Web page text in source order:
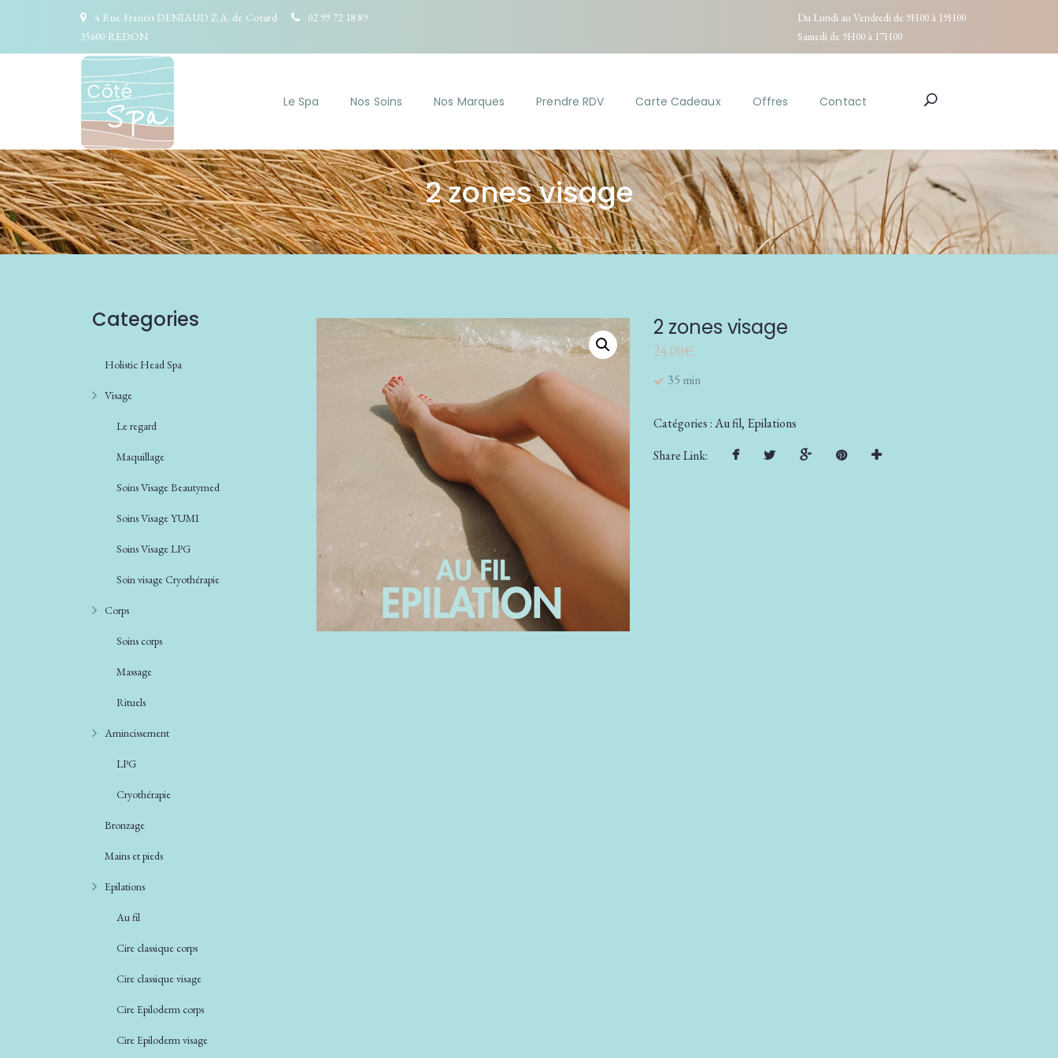
4 Rue Francis DENIAUD Z.A. de Cotard
35600 REDON
02 99 72 18 89
Du Lundi au Vendredi de 9H00 à 19H00
Samedi de 9H00 à 17H00
Le Spa Nos Soins Nos Marques Prendre RDV Carte Cadeaux Offres Contact
2 zones visage
Categories
Holistic Head Spa
Visage
Le regard
Maquillage
Soins Visage Beautymed
Soins Visage YUMI
Soins Visage LPG
Soin visage Cryothérapie
Corps
Soins corps
Massage
Rituels
Amincissement
LPG
Cryothérapie
Bronzage
Mains et pieds
Epilations
Au fil
Cire classique corps
Cire classique visage
Cire Epiloderm corps
Cire Epiloderm visage
2 zones visage
24.00€
35 min
Catégories :Au fil, Epilations
Share Link: